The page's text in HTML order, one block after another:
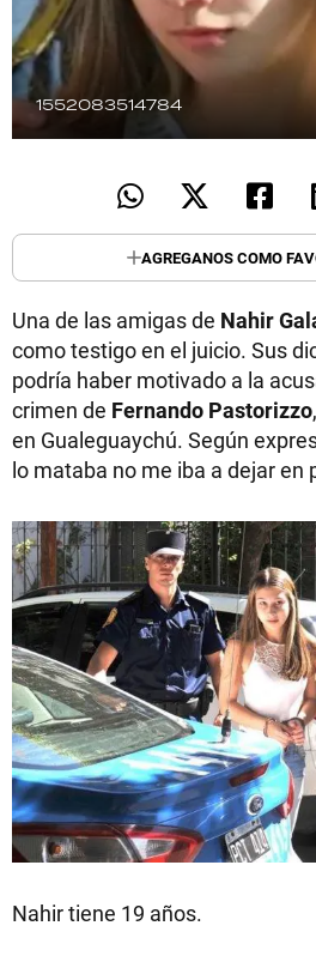
1552083514784
AGREGANOS COMO
Una de las amigas de Nahir
como testigo en el juicio. Sus
podría haber motivado a la
crimen de Fernando Pastorizzo
en Gualeguaychú. Según
lo mataba no me iba a dejar en
Nahir tiene 19 años.
Seguinos